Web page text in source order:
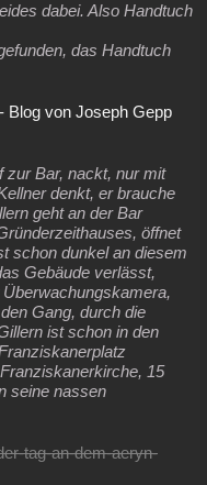
dabei. Also Handtuch
das Handtuch
Blog von Joseph Gepp
zur Bar, nackt, nur mit
denkt, er brauche
geht an der Bar
öffnet
schon dunkel an diesem
Gebäude verlässt,
Gang, durch die
ist schon in den
15
seine nassen
tag-an-dem-aeryn-